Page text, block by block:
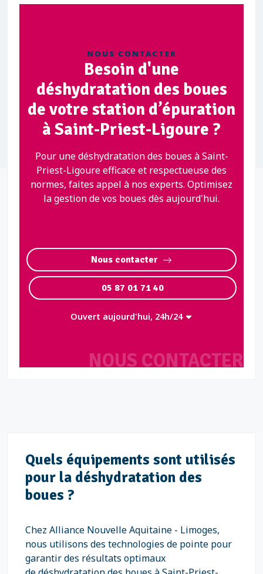
NOUS CONTACTER
NOUS CONTACTER
Besoin d'une
déshydratation des boues
de votre station d’épuration
à Saint-Priest-Ligoure ?
Pour une déshydratation des boues à Saint-
Priest-Ligoure efficace et respectueuse des
normes, faites appel à nos experts. Optimisez
la gestion de vos boues dès aujourd'hui.
Nous contacter
05 87 01 71 40
Ouvert aujourd'hui, 24h/24
Quels équipements sont utilisés
pour la déshydratation des
boues ?
Chez Alliance Nouvelle Aquitaine - Limoges,
nous utilisons des technologies de pointe pour
garantir des résultats optimaux